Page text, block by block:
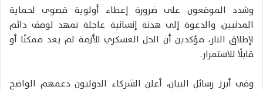
وشدد الموقعون على ضرورة إعطاء أولوية قصوى لحماية
المدنيين، والدعوة إلى هدنة إنسانية عاجلة تمهد لوقف دائم
لإطلاق النار، مؤكدين أن الحل العسكري للأزمة لم يعد ممكنًا أو
قابلًا للاستمرار.
وفي أبرز رسائل البيان، أعلن الشركاء الدوليون دعمهم الواضح